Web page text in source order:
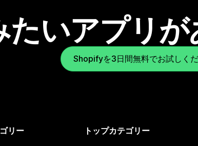
いアプリが
Shopifyを3日間無料でお試しく
リー トップカテゴリー